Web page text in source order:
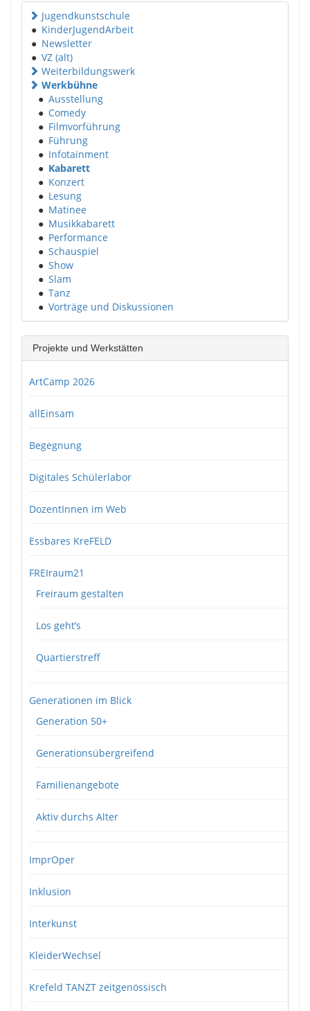
Jugendkunstschule
● KinderJugendArbeit
● Newsletter
● VZ (alt)
Weiterbildungswerk
Werkbühne
● Ausstellung
● Comedy
● Filmvorführung
● Führung
● Infotainment
● Kabarett
● Konzert
● Lesung
● Matinee
● Musikkabarett
● Performance
● Schauspiel
● Show
● Slam
● Tanz
● Vorträge und Diskussionen
Projekte und Werkstätten
ArtCamp 2026
allEinsam
Begegnung
Digitales Schülerlabor
DozentInnen im Web
Essbares KreFELD
FREIraum21
Freiraum gestalten
Los geht’s
Quartierstreff
Generationen im Blick
Generation 50+
Generationsübergreifend
Familienangebote
Aktiv durchs Alter
ImprOper
Inklusion
Interkunst
KleiderWechsel
Krefeld TANZT zeitgenössisch